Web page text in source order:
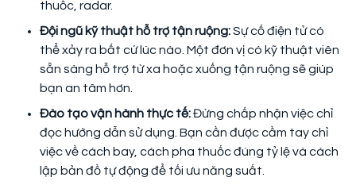
thuốc, radar.
Đội ngũ kỹ thuật hỗ trợ tận ruộng:Sự cố điện tử có
thể xảy ra bất cứ lúc nào. Một đơn vị có kỹ thuật viên
sẵn sàng hỗ trợ từ xa hoặc xuống tận ruộng sẽ giúp
bạn an tâm hơn.
Đào tạo vận hành thực tế:Đừng chấp nhận việc chỉ
đọc hướng dẫn sử dụng. Bạn cần được cầm tay chỉ
việc về cách bay, cách pha thuốc đúng tỷ lệ và cách
lập bản đồ tự động để tối ưu năng suất.